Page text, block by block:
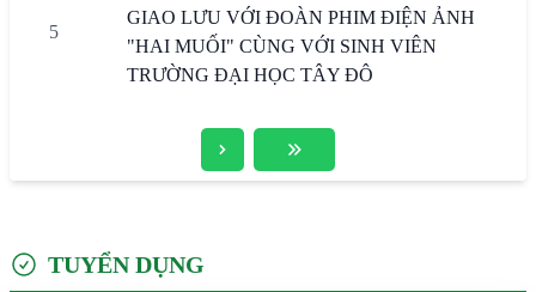
5
GIAO LƯU VỚI ĐOÀN PHIM ĐIỆN ẢNH
"HAI MUỐI" CÙNG VỚI SINH VIÊN
TRƯỜNG ĐẠI HỌC TÂY ĐÔ
TUYỂN DỤNG